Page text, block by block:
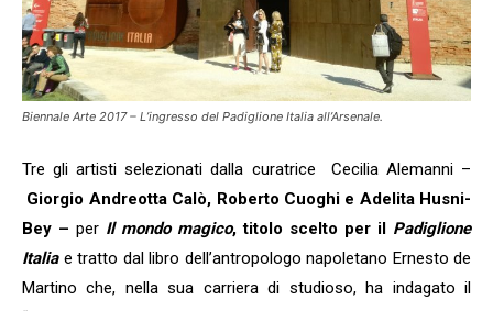
Biennale Arte 2017 – L’ingresso del Padiglione Italia all’Arsenale.
Tre gli artisti selezionati dalla curatrice Cecilia Alemanni –
Giorgio Andreotta Calò, Roberto Cuoghi e Adelita Husni-
Bey – per Il mondo magico, titolo scelto per il Padiglione
Italiae tratto dal libro dell’antropologo napoletano Ernesto de
Martino che, nella sua carriera di studioso, ha indagato il